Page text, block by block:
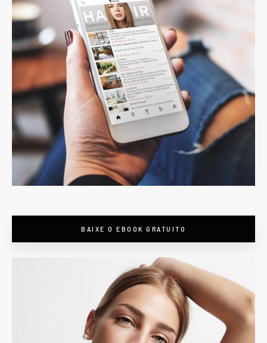
BAIXE O EBOOK GRATUITO